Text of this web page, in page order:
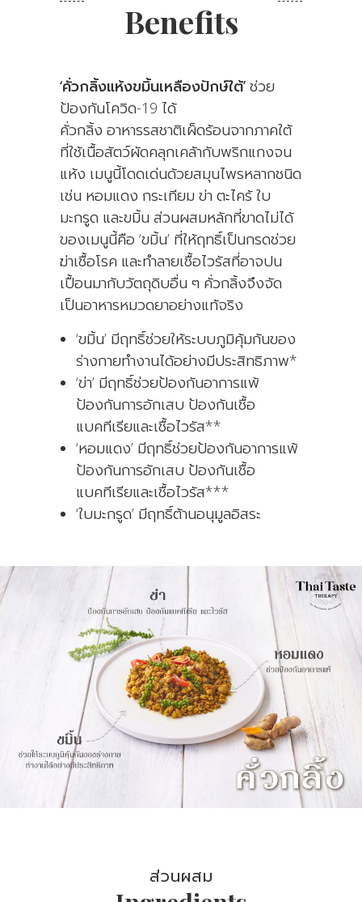
Benefits
‘คั่วกลิ้งแห้งขมิ้นเหลืองปักษ์ใต้’ ช่วย
ป้องกันโควิด-19 ได้
คั่วกลิ้ง อาหารรสชาติเผ็ดร้อนจากภาคใต้
ที่ใช้เนื้อสัตว์ผัดคลุกเคล้ากับพริกแกงจน
แห้ง เมนูนี้โดดเด่นด้วยสมุนไพรหลากชนิด
เช่น หอมแดง กระเทียม ข่า ตะไคร้ ใบ
มะกรูด และขมิ้น ส่วนผสมหลักที่ขาดไม่ได้
ของเมนูนี้คือ ‘ขมิ้น’ ที่ให้ฤทธิ์เป็นกรดช่วย
ฆ่าเชื้อโรค และทำลายเชื้อไวรัสที่อาจปน
เปื้อนมากับวัตถุดิบอื่น ๆ คั่วกลิ้งจึงจัด
เป็นอาหารหมวดยาอย่างแท้จริง
‘ขมิ้น’ มีฤทธิ์ช่วยให้ระบบภูมิคุ้มกันของ
ร่างกายทำงานได้อย่างมีประสิทธิภาพ*
‘ข่า’ มีฤทธิ์ช่วยป้องกันอาการแพ้
ป้องกันการอักเสบ ป้องกันเชื้อ
แบคทีเรียและเชื้อไวรัส**
‘หอมแดง’ มีฤทธิ์ช่วยป้องกันอาการแพ้
ป้องกันการอักเสบ ป้องกันเชื้อ
แบคทีเรียและเชื้อไวรัส***
‘ใบมะกรูด’ มีฤทธิ์ต้านอนุมูลอิสระ
ส่วนผสม